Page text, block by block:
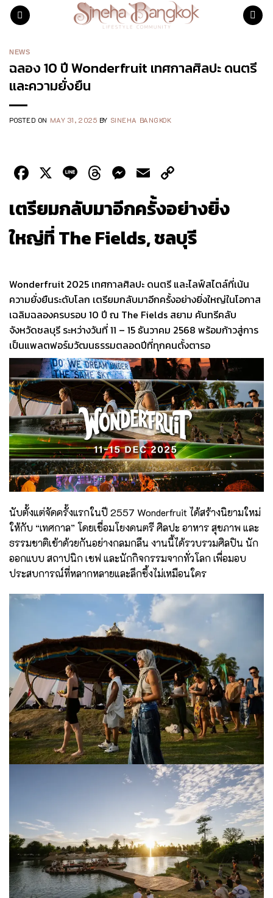
Skip
NEWS
ฉลอง 10 ปี Wonderfruit เทศกาลศิลปะ ดนตรี
และความยั่งยืน
POSTED ON MAY 31, 2025 BY SINEHA BANGKOK
Facebook
X LineThreads
Messenger
Email
เตรียมกลับมาอีกครั้งอย่างยิ่ง
ใหญ่ที่ The Fields, ชลบุรี
Wonderfruit 2025 เทศกาลศิลปะ ดนตรี และไลฟ์สไตล์ที่เน้น
ความยั่งยืนระดับโลก เตรียมกลับมาอีกครั้งอย่างยิ่งใหญ่ในโอกาส
เฉลิมฉลองครบรอบ 10 ปี ณ The Fields สยาม คันทรีคลับ
จังหวัดชลบุรี ระหว่างวันที่ 11 – 15 ธันวาคม 2568 พร้อมก้าวสู่การ
เป็นแพลตฟอร์มวัฒนธรรมตลอดปีที่ทุกคนตั้งตารอ
นับตั้งแต่จัดครั้งแรกในปี 2557 Wonderfruit ได้สร้างนิยามใหม่
ให้กับ “เทศกาล” โดยเชื่อมโยงดนตรี ศิลปะ อาหาร สุขภาพ และ
ธรรมชาติเข้าด้วยกันอย่างกลมกลืน งานนี้ได้รวบรวมศิลปิน นัก
ออกแบบ สถาปนิก เชฟ และนักกิจกรรมจากทั่วโลก เพื่อมอบ
ประสบการณ์ที่หลากหลายและลึกซึ้งไม่เหมือนใคร